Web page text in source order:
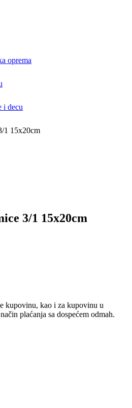
oprema
i decu
1 15x20cm
3/1 15x20cm
kupovinu, kao i za kupovinu u
plaćanja sa dospećem odmah.